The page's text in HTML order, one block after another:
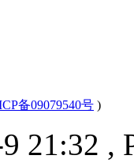
备09079540号 )
21:32 ,